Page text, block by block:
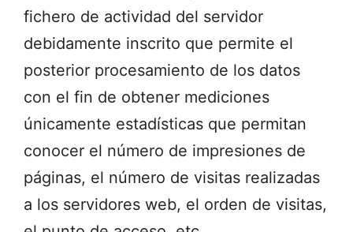
fichero de actividad del servidor
debidamente inscrito que permite el
posterior procesamiento de los datos
con el fin de obtener mediciones
únicamente estadísticas que permitan
conocer el número de impresiones de
páginas, el número de visitas realizadas
a los servidores web, el orden de visitas,